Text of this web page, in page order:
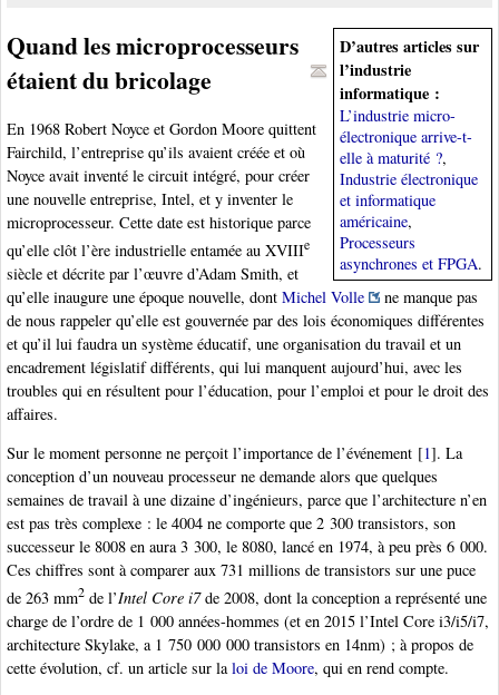
D’autres articles sur
l’industrie
informatique :
L’industrie micro-
électronique arrive-t-
elle à maturité ?,
Industrie électronique
et informatique
américaine,
Processeurs
asynchrones et FPGA.
Quand les microprocesseurs
étaient du bricolage
En 1968 Robert Noyce et Gordon Moore quittent
Fairchild, l’entreprise qu’ils avaient créée et où
Noyce avait inventé le circuit intégré, pour créer
une nouvelle entreprise, Intel, et y inventer le
microprocesseur. Cette date est historique parce
qu’elle clôt l’ère industrielle entamée au XVIIIe
siècle et décrite par l’œuvre d’Adam Smith, et
qu’elle inaugure une époque nouvelle, dont Michel Volle
ne manque pas
de nous rappeler qu’elle est gouvernée par des lois économiques différentes
et qu’il lui faudra un système éducatif, une organisation du travail et un
encadrement législatif différents, qui lui manquent aujourd’hui, avec les
troubles qui en résultent pour l’éducation, pour l’emploi et pour le droit des
affaires.
Sur le moment personne ne perçoit l’importance de l’événement [1]. La
conception d’un nouveau processeur ne demande alors que quelques
semaines de travail à une dizaine d’ingénieurs, parce que l’architecture n’en
est pas très complexe : le 4004 ne comporte que 2 300 transistors, son
successeur le 8008 en aura 3 300, le 8080, lancé en 1974, à peu près 6 000.
Ces chiffres sont à comparer aux 731 millions de transistors sur une puce
de 263 mm2 de l’Intel Core i7de 2008, dont la conception a représenté une
charge de l’ordre de 1 000 années-hommes (et en 2015 l’Intel Core i3/i5/i7,
architecture Skylake, a 1 750 000 000 transistors en 14nm) ; à propos de
cette évolution, cf. un article sur laloi de Moore, qui en rend compte.